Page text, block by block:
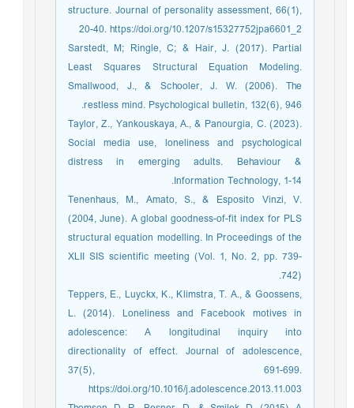
structure. Journal of personality assessment, 66(1),
20-40. https://doi.org/10.1207/s15327752jpa6601_2
Sarstedt, M; Ringle, C; & Hair, J. (2017). Partial
Least Squares Structural Equation Modeling.
Smallwood, J., & Schooler, J. W. (2006). The
restless mind. Psychological bulletin, 132(6), 946.
Taylor, Z., Yankouskaya, A., & Panourgia, C. (2023).
Social media use, loneliness and psychological
distress in emerging adults. Behaviour &
Information Technology, 1-14.
Tenenhaus, M., Amato, S., & Esposito Vinzi, V.
(2004, June). A global goodness-of-fit index for PLS
structural equation modelling. In Proceedings of the
XLII SIS scientific meeting (Vol. 1, No. 2, pp. 739-
742).
Teppers, E., Luyckx, K., Klimstra, T. A., & Goossens,
L. (2014). Loneliness and Facebook motives in
adolescence: A longitudinal inquiry into
directionality of effect. Journal of adolescence,
37(5), 691-699.
https://doi.org/10.1016/j.adolescence.2013.11.003